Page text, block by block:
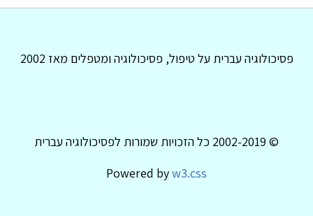
פסיכולוגיה עברית על טיפול, פסיכולוגיה ומטפלים מאז 2002
© 2002-2019 כל הזכויות שמורות לפסיכולוגיה עברית
Powered byw3.css